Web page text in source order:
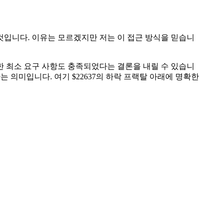
니다. 이유는 모르겠지만 저는 이 접근 방식을 믿습니
최소 요구 사항도 충족되었다는 결론을 내릴 수 있습니
의미입니다. 여기 $22637의 하락 프랙탈 아래에 명확한